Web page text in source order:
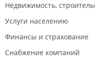
Недвижимость,
Услуги населению
Финансы и страхование
Снабжение компаний